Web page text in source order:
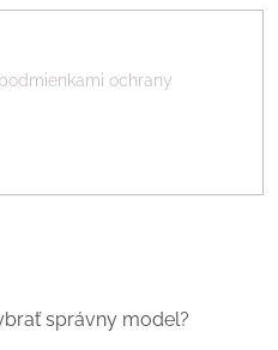
podmienkami ochrany
správny model?